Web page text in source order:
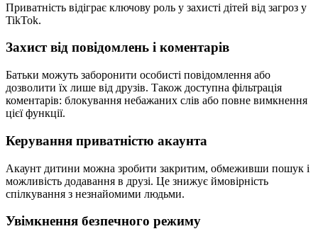
Приватність відіграє ключову роль у захисті дітей від загроз у
TikTok.
Захист від повідомлень і коментарів
Батьки можуть заборонити особисті повідомлення або
дозволити їх лише від друзів. Також доступна фільтрація
коментарів: блокування небажаних слів або повне вимкнення
цієї функції.
Керування приватністю акаунта
Акаунт дитини можна зробити закритим, обмеживши пошук і
можливість додавання в друзі. Це знижує ймовірність
спілкування з незнайомими людьми.
Увімкнення безпечного режиму